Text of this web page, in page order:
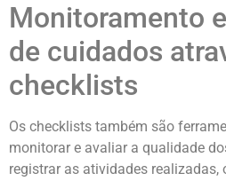
Monitoramento
de cuidados
checklists
Os checklists também são
monitorar e avaliar a qualidade
registrar as atividades realizadas,